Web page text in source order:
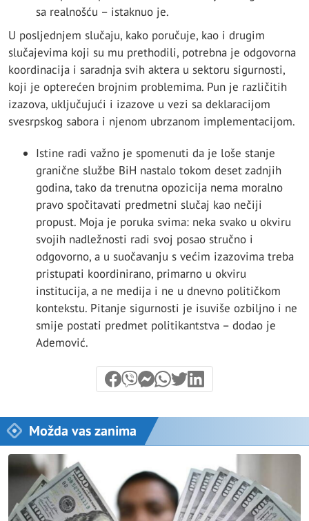
sa realnošću – istaknuo je.
U posljednjem slučaju, kako poručuje, kao i drugim
slučajevima koji su mu prethodili, potrebna je odgovorna
koordinacija i saradnja svih aktera u sektoru sigurnosti,
koji je opterećen brojnim problemima. Pun je različitih
izazova, uključujući i izazove u vezi sa deklaracijom
svesrpskog sabora i njenom ubrzanom implementacijom.
Istine radi važno je spomenuti da je loše stanje
granične službe BiH nastalo tokom deset zadnjih
godina, tako da trenutna opozicija nema moralno
pravo spočitavati predmetni slučaj kao nečiji
propust. Moja je poruka svima: neka svako u okviru
svojih nadležnosti radi svoj posao stručno i
odgovorno, a u suočavanju s većim izazovima treba
pristupati koordinirano, primarno u okviru
institucija, a ne medija i ne u dnevno političkom
kontekstu. Pitanje sigurnosti je isuviše ozbiljno i ne
smije postati predmet politikantstva – dodao je
Ademović.
Možda vas zanima